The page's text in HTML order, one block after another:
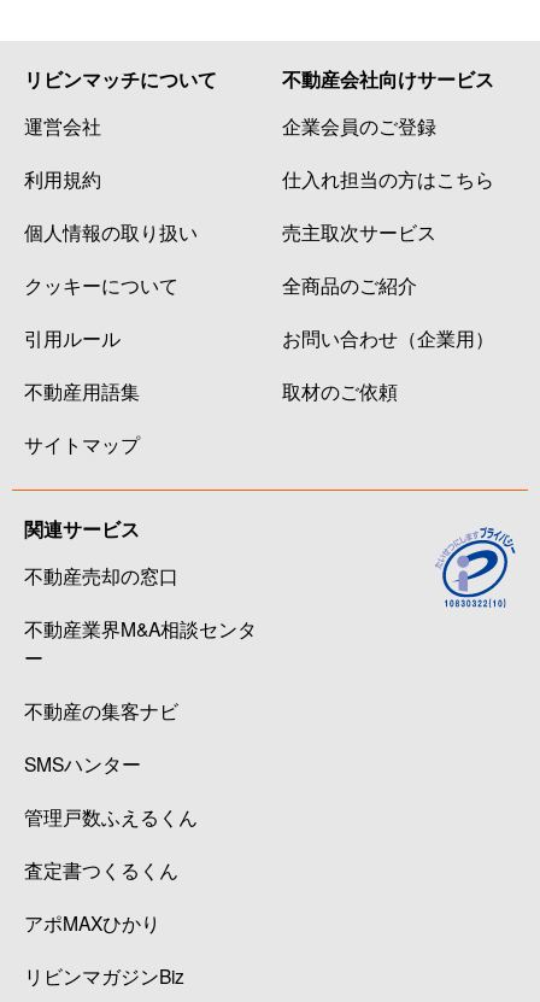
リビンマッチについて
運営会社
利用規約
個人情報の取り扱い
クッキーについて
引用ルール
不動産用語集
サイトマップ
不動産会社向けサービス
企業会員のご登録
仕入れ担当の方はこちら
売主取次サービス
全商品のご紹介
お問い合わせ（企業用）
取材のご依頼
関連サービス
不動産売却の窓口
不動産業界M&A相談センタ
ー
不動産の集客ナビ
SMSハンター
管理戸数ふえるくん
査定書つくるくん
アポMAXひかり
リビンマガジンBiz